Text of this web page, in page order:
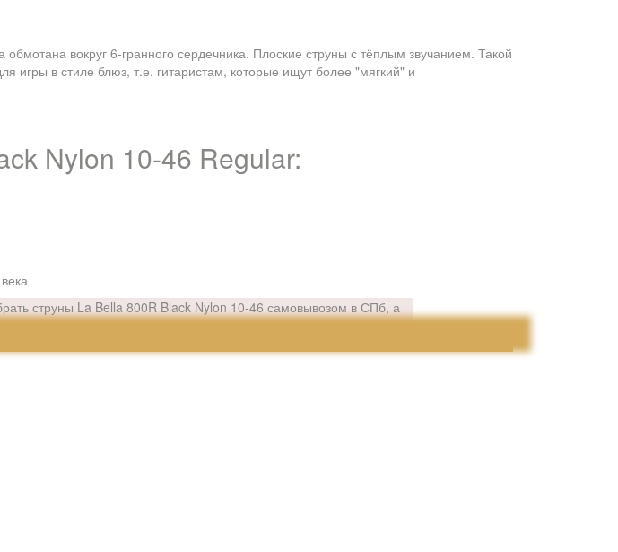
вокруг 6-гранного сердечника. Плоские струны с тёплым звучанием. Такой
игры в стиле блюз, т.е. гитаристам, которые ищут более "мягкий" и
Nylon 10-46 Regular:
струны La Bella 800R Black Nylon 10-46 самовывозом в СПб, а